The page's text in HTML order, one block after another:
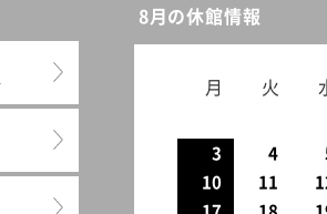
8月の休館情報
月 火
3 4
10
11